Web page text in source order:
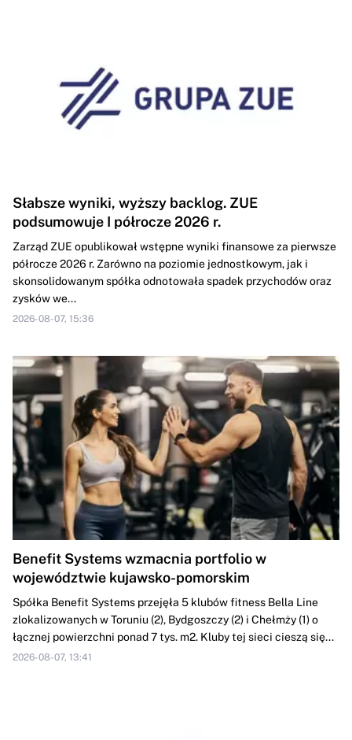
Słabsze wyniki, wyższy backlog. ZUE
podsumowuje I półrocze 2026 r.
Zarząd ZUE opublikował wstępne wyniki finansowe za pierwsze
półrocze 2026 r. Zarówno na poziomie jednostkowym, jak i
skonsolidowanym spółka odnotowała spadek przychodów oraz
zysków we...
2026-08-07, 15:36
Benefit Systems wzmacnia portfolio w
województwie kujawsko-pomorskim
Spółka Benefit Systems przejęła 5 klubów fitness Bella Line
zlokalizowanych w Toruniu (2), Bydgoszczy (2) i Chełmży (1) o
łącznej powierzchni ponad 7 tys. m2. Kluby tej sieci cieszą się...
2026-08-07, 13:41